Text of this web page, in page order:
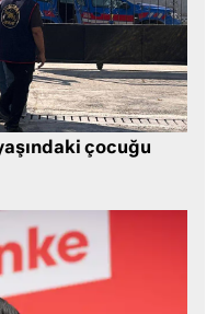
çocuğu